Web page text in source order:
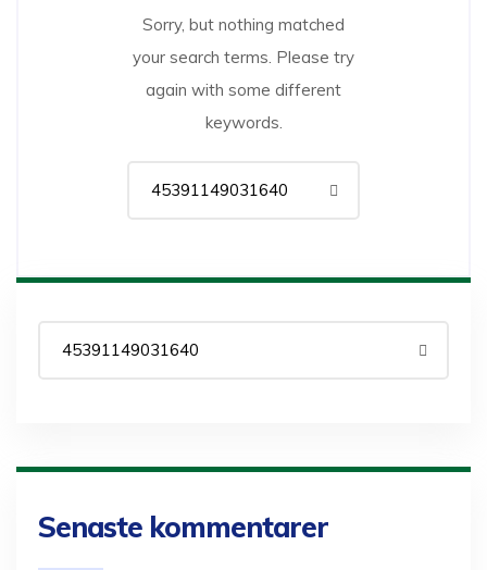
Sorry, but nothing matched
your search terms. Please try
again with some different
keywords.
Senaste kommentarer